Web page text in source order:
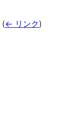
(← リンク)